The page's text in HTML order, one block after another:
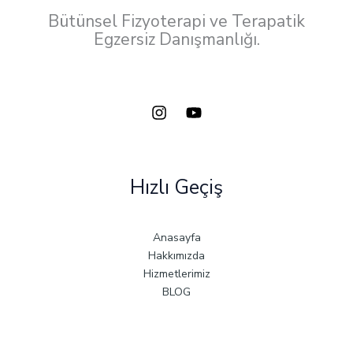
Bütünsel Fizyoterapi ve Terapatik
Egzersiz Danışmanlığı.
Hızlı Geçiş
Anasayfa
Hakkımızda
Hizmetlerimiz
BLOG